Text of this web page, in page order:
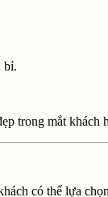
bỉ.
trong mắt khách
có thể lựa